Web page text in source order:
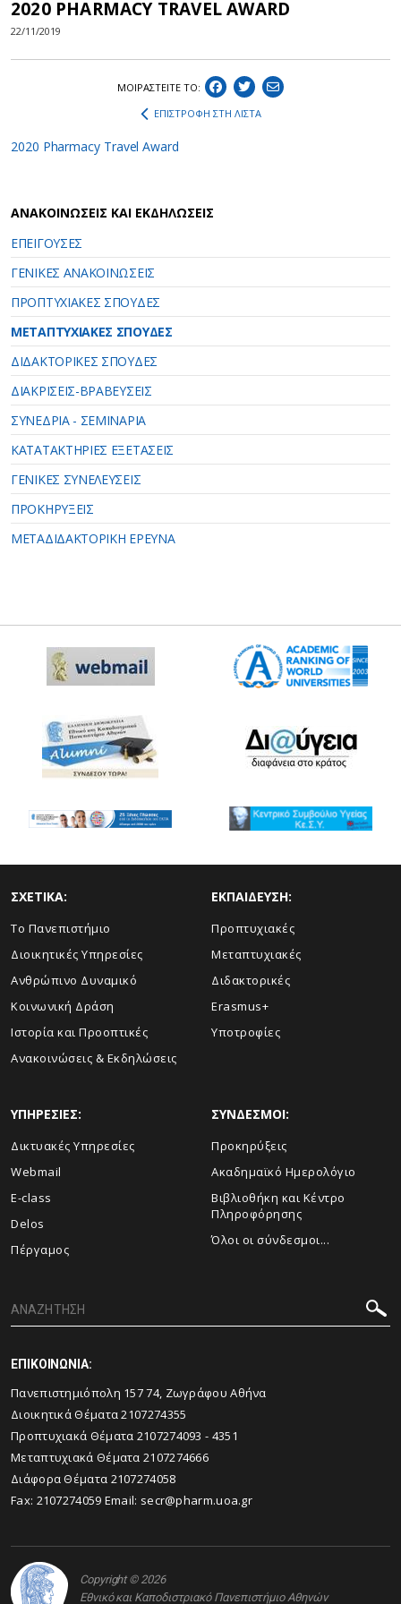
2020 PHARMACY TRAVEL AWARD
22/11/2019
ΜΟΙΡΑΣΤEIΤΕ ΤΟ:
ΕΠΙΣΤΡΟΦΗ ΣΤΗ ΛΙΣΤΑ
2020 Pharmacy Travel Award
ΑΝΑΚΟΙΝΩΣΕΙΣ ΚΑΙ ΕΚΔΗΛΩΣΕΙΣ
ΕΠΕΙΓΟΥΣΕΣ
ΓΕΝΙΚΕΣ ΑΝΑΚΟΙΝΩΣΕΙΣ
ΠΡΟΠΤΥΧΙΑΚΕΣ ΣΠΟΥΔΕΣ
ΜΕΤΑΠΤΥΧΙΑΚΕΣ ΣΠΟΥΔΕΣ
ΔΙΔΑΚΤΟΡΙΚΕΣ ΣΠΟΥΔΕΣ
ΔΙΑΚΡΙΣΕΙΣ-ΒΡΑΒΕΥΣΕΙΣ
ΣΥΝΕΔΡΙΑ - ΣΕΜΙΝΑΡΙΑ
ΚΑΤΑΤΑΚΤΗΡΙΕΣ ΕΞΕΤΑΣΕΙΣ
ΓΕΝΙΚΕΣ ΣΥΝΕΛΕΥΣΕΙΣ
ΠΡΟΚΗΡΥΞΕΙΣ
ΜΕΤΑΔΙΔΑΚΤΟΡΙΚΗ ΕΡΕΥΝΑ
ΣΧΕΤΙΚΑ:
Το Πανεπιστήμιο
Διοικητικές Υπηρεσίες
Ανθρώπινο Δυναμικό
Κοινωνική Δράση
Ιστορία και Προοπτικές
Aνακοινώσεις & Εκδηλώσεις
ΕΚΠΑΙΔΕΥΣΗ:
Προπτυχιακές
Μεταπτυχιακές
Διδακτορικές
Erasmus+
Υποτροφίες
ΥΠΗΡΕΣΙΕΣ:
Δικτυακές Υπηρεσίες
Webmail
E-class
Delos
Πέργαμος
ΣΥΝΔΕΣΜΟΙ:
Προκηρύξεις
Ακαδημαϊκό Ημερολόγιο
Βιβλιοθήκη και Κέντρο
Πληροφόρησης
Όλοι οι σύνδεσμοι...
ΕΠΙΚΟΙΝΩΝΙΑ:
Πανεπιστημιόπολη 157 74, Ζωγράφου Αθήνα
Διοικητικά Θέματα 2107274355
Προπτυχιακά Θέματα 2107274093 - 4351
Μεταπτυχιακά Θέματα 2107274666
Διάφορα Θέματα 2107274058
Fax: 2107274059 Email: secr@pharm.uoa.gr
Copyright © 2026
Εθνικό και Καποδιστριακό Πανεπιστήμιο Αθηνών